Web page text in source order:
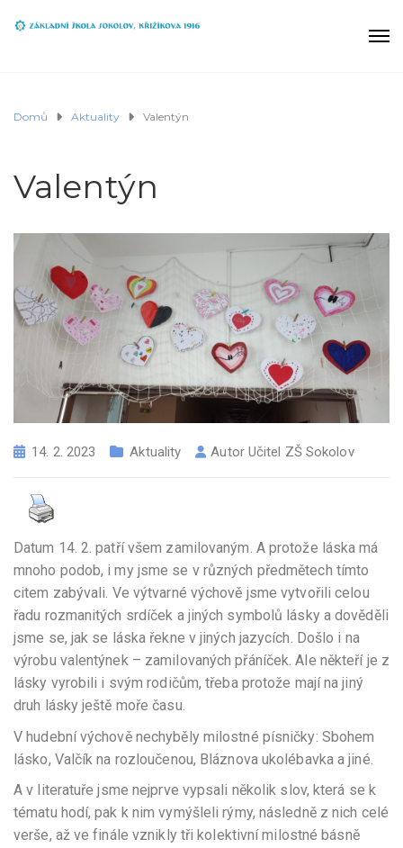
Domů Aktuality Valentýn
Valentýn
14. 2. 2023 Aktuality Autor Učitel ZŠ Sokolov
Datum 14. 2. patří všem zamilovaným. A protože láska má
mnoho podob, i my jsme se v různých předmětech tímto
citem zabývali. Ve výtvarné výchově jsme vytvořili celou
řadu rozmanitých srdíček a jiných symbolů lásky a dověděli
jsme se, jak se láska řekne v jiných jazycích. Došlo i na
výrobu valentýnek – zamilovaných přáníček. Ale někteří je z
lásky vyrobili i svým rodičům, třeba protože mají na jiný
druh lásky ještě moře času.
V hudební výchově nechyběly milostné písničky: Sbohem
lásko, Valčík na rozloučenou, Bláznova ukolébavka a jiné.
A v literatuře jsme nejprve vypsali několik slov, která se k
tématu hodí, pak k nim vymýšleli rýmy, následně z nich celé
verše, až ve finále vznikly tři kolektivní milostné básně